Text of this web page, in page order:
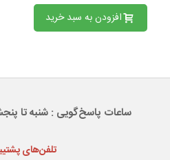
افزودن به سبد خرید
ساعات پاسخ‌گویی : شنبه تا پنجشنبه
تلفن‌های